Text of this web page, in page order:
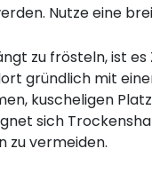
Nutze eine
zu frösteln, ist es
gründlich mit
kuscheligen
sich
zu vermeiden.